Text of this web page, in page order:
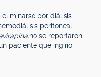
por diálisis
peritoneal
no se reportaron
paciente que ingirió